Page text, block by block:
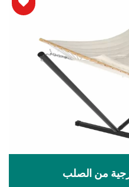
من الصلب